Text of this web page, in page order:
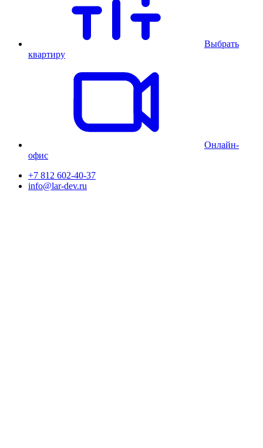
Выбрать
квартиру
Онлайн-
офис
+7 812 602-40-37
info@lar-dev.ru